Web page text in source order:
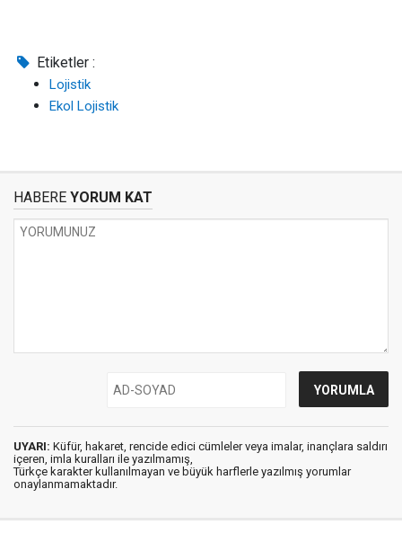
Etiketler :
Lojistik
Ekol Lojistik
HABERE YORUM KAT
UYARI: Küfür, hakaret, rencide edici cümleler veya imalar, inançlara saldırı
içeren, imla kuralları ile yazılmamış,
Türkçe karakter kullanılmayan ve büyük harflerle yazılmış yorumlar
onaylanmamaktadır.